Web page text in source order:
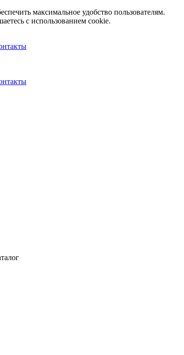
максимальное удобство пользователям.
с использованием cookie.